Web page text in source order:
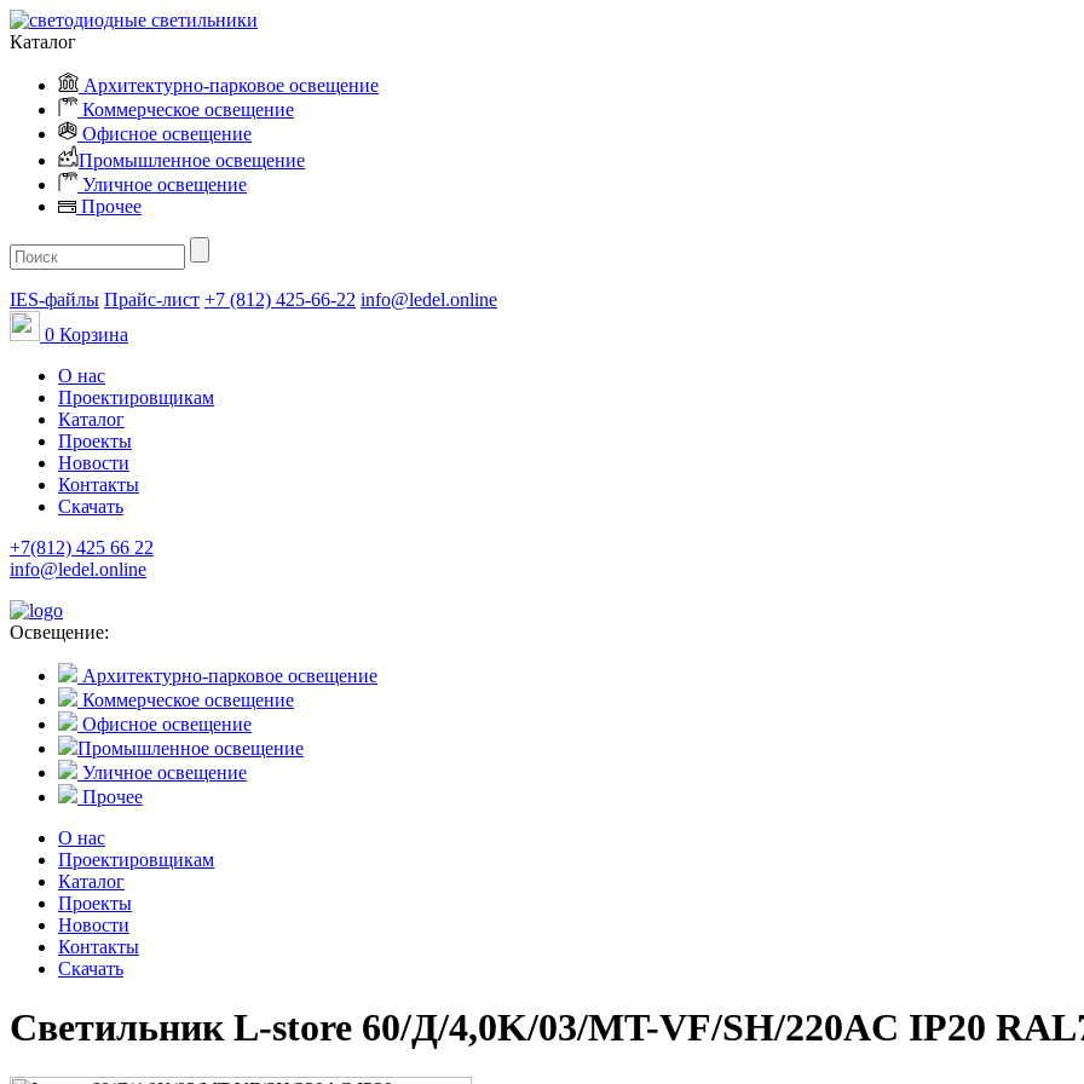
Каталог
Архитектурно-парковое освещение
Коммерческое освещение
Офисное освещение
Промышленное освещение
Уличное освещение
Прочее
IES-файлы Прайс-лист +7 (812) 425-66-22 info@ledel.online
0 Корзина
О нас
Проектировщикам
Каталог
Проекты
Новости
Контакты
Скачать
+7(812) 425 66 22
info@ledel.online
Освещение:
Архитектурно-парковое освещение
Коммерческое освещение
Офисное освещение
Промышленное освещение
Уличное освещение
Прочее
О нас
Проектировщикам
Каталог
Проекты
Новости
Контакты
Скачать
Светильник L-store 60/Д/4,0K/03/MT-VF/SH/220AC IP20